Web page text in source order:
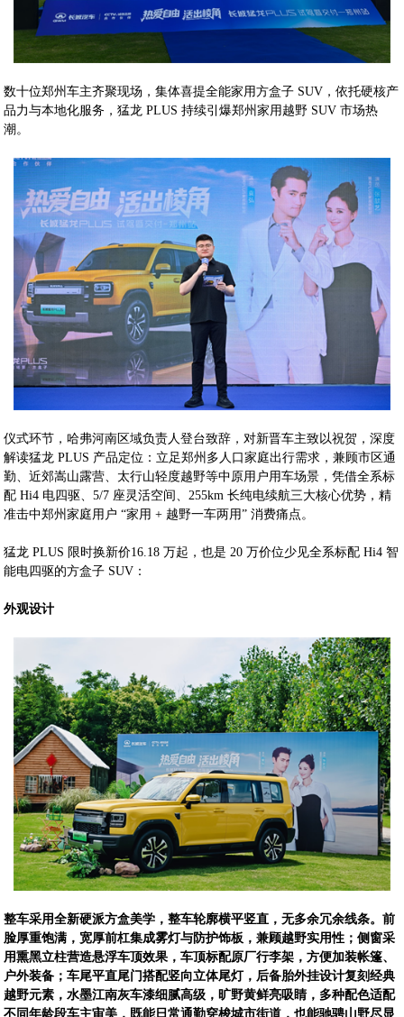
数十位郑州车主齐聚现场，集体喜提全能家用方盒子 SUV，依托硬核产
品力与本地化服务，猛龙 PLUS 持续引爆郑州家用越野 SUV 市场热
潮。
仪式环节，哈弗河南区域负责人登台致辞，对新晋车主致以祝贺，深度
解读猛龙 PLUS 产品定位：立足郑州多人口家庭出行需求，兼顾市区通
勤、近郊嵩山露营、太行山轻度越野等中原用户用车场景，凭借全系标
配 Hi4 电四驱、5/7 座灵活空间、255km 长纯电续航三大核心优势，精
准击中郑州家庭用户 “家用 + 越野一车两用” 消费痛点。
猛龙 PLUS 限时换新价16.18 万起，也是 20 万价位少见全系标配 Hi4 智
能电四驱的方盒子 SUV：
外观设计
整车采用全新硬派方盒美学，整车轮廓横平竖直，无多余冗余线条。前
脸厚重饱满，宽厚前杠集成雾灯与防护饰板，兼顾越野实用性；侧窗采
用熏黑立柱营造悬浮车顶效果，车顶标配原厂行李架，方便加装帐篷、
户外装备；车尾平直尾门搭配竖向立体尾灯，后备胎外挂设计复刻经典
越野元素，水墨江南灰车漆细腻高级，旷野黄鲜亮吸睛，多种配色适配
不同年龄段车主审美，既能日常通勤穿梭城市街道，也能驰骋山野尽显